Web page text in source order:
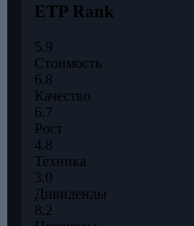
ETP Rank
5.9
Стоимость
6.8
Качество
6.7
Рост
4.8
Техника
3.0
Дивиденды
8.2